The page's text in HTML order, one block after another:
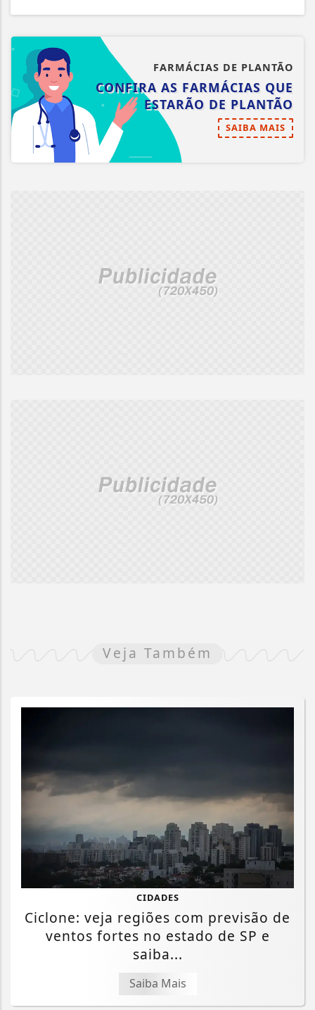
FARMÁCIAS DE PLANTÃO
CONFIRA AS FARMÁCIAS QUE
ESTARÃO DE PLANTÃO
SAIBA MAIS
Veja Também
CIDADES
Ciclone: veja regiões com previsão de
ventos fortes no estado de SP e
saiba...
Saiba Mais